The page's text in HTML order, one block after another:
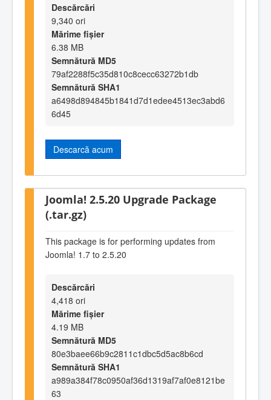
Descărcări
9,340 ori
Mărime fișier
6.38 MB
Semnătură MD5
79af2288f5c35d810c8cecc63272b1db
Semnătură SHA1
a6498d894845b1841d7d1edee4513ec3abd6
6d45
Descarcă acum
Joomla! 2.5.20 Upgrade Package
(.tar.gz)
This package is for performing updates from
Joomla! 1.7 to 2.5.20
Descărcări
4,418 ori
Mărime fișier
4.19 MB
Semnătură MD5
80e3baee66b9c2811c1dbc5d5ac8b6cd
Semnătură SHA1
a989a384f78c0950af36d1319af7af0e8121be
63